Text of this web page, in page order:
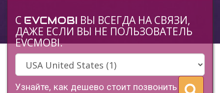
C EVCMOBI ВЫ ВСЕГДА НА СВЯЗИ,
ДАЖЕ ЕСЛИ ВЫ НЕ ПОЛЬЗОВАТЕЛЬ
EVCMOBI.
Узнайте, как дешево стоит позвонить